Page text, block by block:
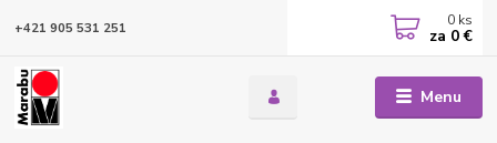
Menu
+421 905 531 251 0 ks
za 0 €